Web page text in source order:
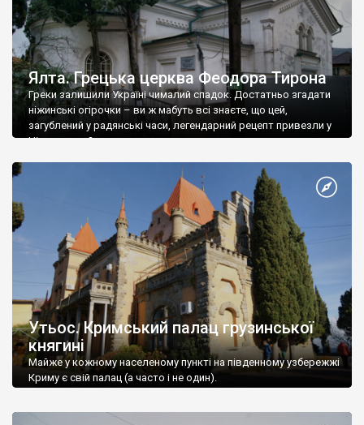
Ялта. Грецька церква Феодора Тирона
Греки залишили Україні чималий спадок. Достатньо згадати
ніжинські огірочки – ви ж мабуть всі знаєте, що цей,
загублений у радянські часи, легендарний рецепт привезли у
Ніжин греки?
Утьос. Кримський палац грузинської
княгині
Майже у кожному населеному пункті на південному узбережжі
Криму є свій палац (а часто і не один).